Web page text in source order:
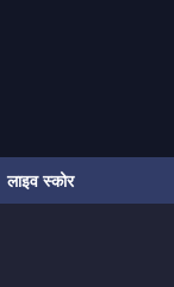
लाइव स्कोर
करेंs